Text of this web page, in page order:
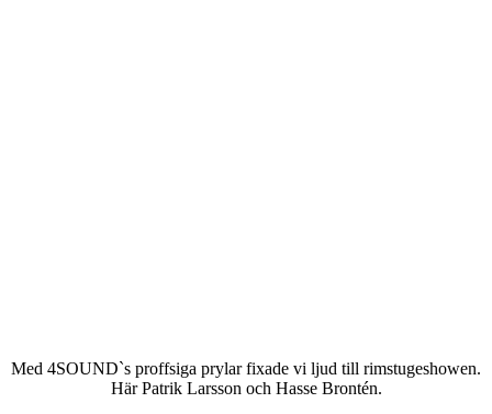
Med 4SOUND`s proffsiga prylar fixade vi ljud till rimstugeshowen.
Här Patrik Larsson och Hasse Brontén.